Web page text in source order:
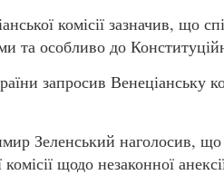
комісії зазначив, що
та особливо до
запросив Венеціанську
Зеленський наголосив, що
комісії щодо незаконної